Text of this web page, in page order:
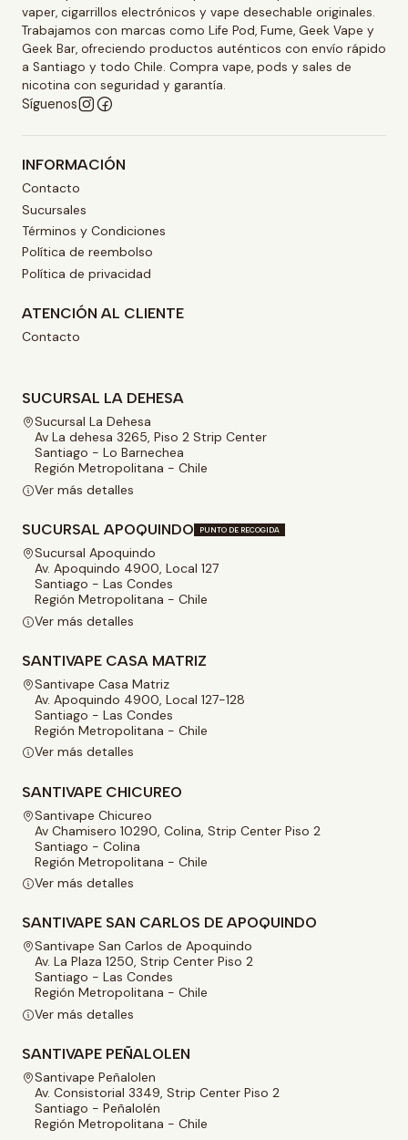
vaper, cigarrillos electrónicos y vape desechable originales.
Trabajamos con marcas como Life Pod, Fume, Geek Vape y
Geek Bar, ofreciendo productos auténticos con envío rápido
a Santiago y todo Chile. Compra vape, pods y sales de
nicotina con seguridad y garantía.
Síguenos
INFORMACIÓN
Contacto
Sucursales
Términos y Condiciones
Política de reembolso
Política de privacidad
ATENCIÓN AL CLIENTE
Contacto
SUCURSAL LA DEHESA
Sucursal La Dehesa
Av La dehesa 3265, Piso 2 Strip Center
Santiago - Lo Barnechea
Región Metropolitana - Chile
Ver más detalles
SUCURSAL APOQUINDO PUNTO DE RECOGIDA
Sucursal Apoquindo
Av. Apoquindo 4900, Local 127
Santiago - Las Condes
Región Metropolitana - Chile
Ver más detalles
SANTIVAPE CASA MATRIZ
Santivape Casa Matriz
Av. Apoquindo 4900, Local 127-128
Santiago - Las Condes
Región Metropolitana - Chile
Ver más detalles
SANTIVAPE CHICUREO
Santivape Chicureo
Av Chamisero 10290, Colina, Strip Center Piso 2
Santiago - Colina
Región Metropolitana - Chile
Ver más detalles
SANTIVAPE SAN CARLOS DE APOQUINDO
Santivape San Carlos de Apoquindo
Av. La Plaza 1250, Strip Center Piso 2
Santiago - Las Condes
Región Metropolitana - Chile
Ver más detalles
SANTIVAPE PEÑALOLEN
Santivape Peñalolen
Av. Consistorial 3349, Strip Center Piso 2
Santiago - Peñalolén
Región Metropolitana - Chile